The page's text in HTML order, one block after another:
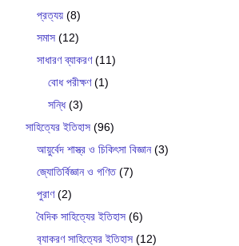
প্রত্যয় (8)
সমাস (12)
সাধারণ ব্যাকরণ(11)
বোধ পরীক্ষণ(1)
সন্ধি(3)
সাহিত্যের ইতিহাস (96)
আয়ুর্বেদ শাস্ত্র ও চিকিৎসা বিজ্ঞান(3)
জ্যোতির্বিজ্ঞান ও গণিত(7)
পুরাণ(2)
বৈদিক সাহিত্যের ইতিহাস (6)
ব‍্যাকরণ সাহিত‍্যের ইতিহাস (12)